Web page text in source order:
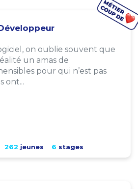
on oublie souvent que
un amas de
pour qui n’est pas
ont...
262 jeunes 6 stages